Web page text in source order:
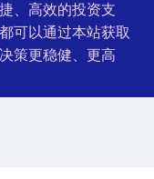
、高效的投资支
可以通过本站获取
策更稳健、更高